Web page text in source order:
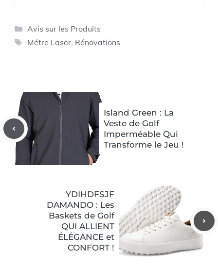
Catégories
Avis sur les Produits
Étiquettes
Métre Laser, Rénovations
Island Green : La
Veste de Golf
Imperméable Qui
Transforme le Jeu !
YDIHDFSJF
DAMANDO : Les
Baskets de Golf
QUI ALLIENT
ÉLÉGANCE et
CONFORT !